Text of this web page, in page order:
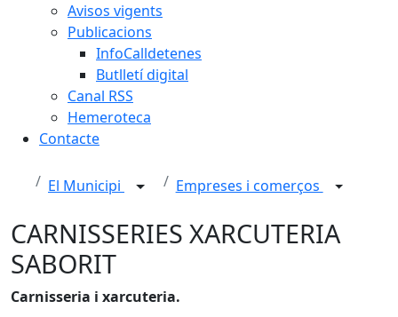
Avisos vigents
Publicacions
InfoCalldetenes
Butlletí digital
Canal RSS
Hemeroteca
Contacte
El Municipi Empreses i comerços
CARNISSERIES XARCUTERIA
SABORIT
Carnisseria i xarcuteria.